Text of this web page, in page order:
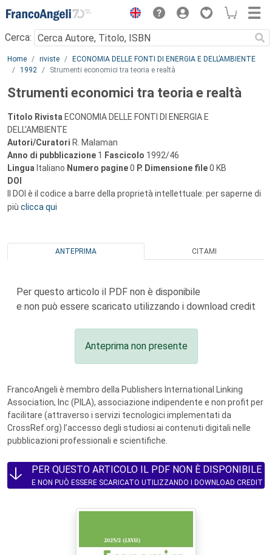
Menu
Cerca:
Main content
Home riviste
ECONOMIA DELLE FONTI DI ENERGIA E DELL’AMBIENTE
1992
Strumenti economici tra teoria e realtà
Strumenti economici tra teoria e realtà
Titolo Rivista ECONOMIA DELLE FONTI DI ENERGIA E
DELL’AMBIENTE
Autori/Curatori R. Malaman
Anno di pubblicazione 1 Fascicolo 1992/46
Lingua Italiano Numero pagine0 P. Dimensione file0 KB
DOI
Il DOI è il codice a barre della proprietà intellettuale: per saperne di
più clicca qui
ANTEPRIMA CITAMI
Per questo articolo il PDF non è disponibile
e non può essere scaricato utilizzando i download credit
Anteprima non presente
FrancoAngeli è membro della Publishers International Linking
Association, Inc (PILA), associazione indipendente e non profit per
facilitare (attraverso i servizi tecnologici implementati da
CrossRef.org) l’accesso degli studiosi ai contenuti digitali nelle
pubblicazioni professionali e scientifiche.
PER QUESTO ARTICOLO IL PDF NON È DISPONIBILE
E NON PUÒ ESSERE SCARICATO UTILIZZANDO I DOWNLOAD CREDIT